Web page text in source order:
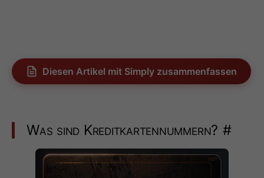
Diesen Artikel mit Simply zusammenfassen
Was sind Kreditkartennummern? #